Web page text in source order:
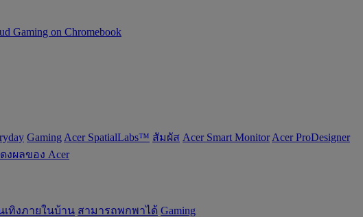
Gaming on Chromebook
Gaming Acer SpatialLabs™ สัมผัส Acer Smart Monitor Acer ProDesigner
งผลของ Acer
เทิงภายในบ้าน สามารถพกพาได้ Gaming